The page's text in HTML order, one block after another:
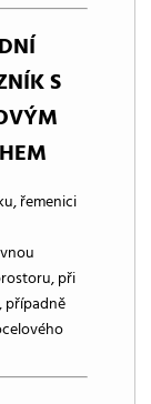
S
řemenici
při
případně